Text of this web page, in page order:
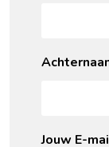
Jouw E-